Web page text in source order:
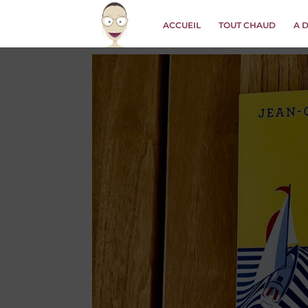
ACCUEIL TOUT CHAUD A